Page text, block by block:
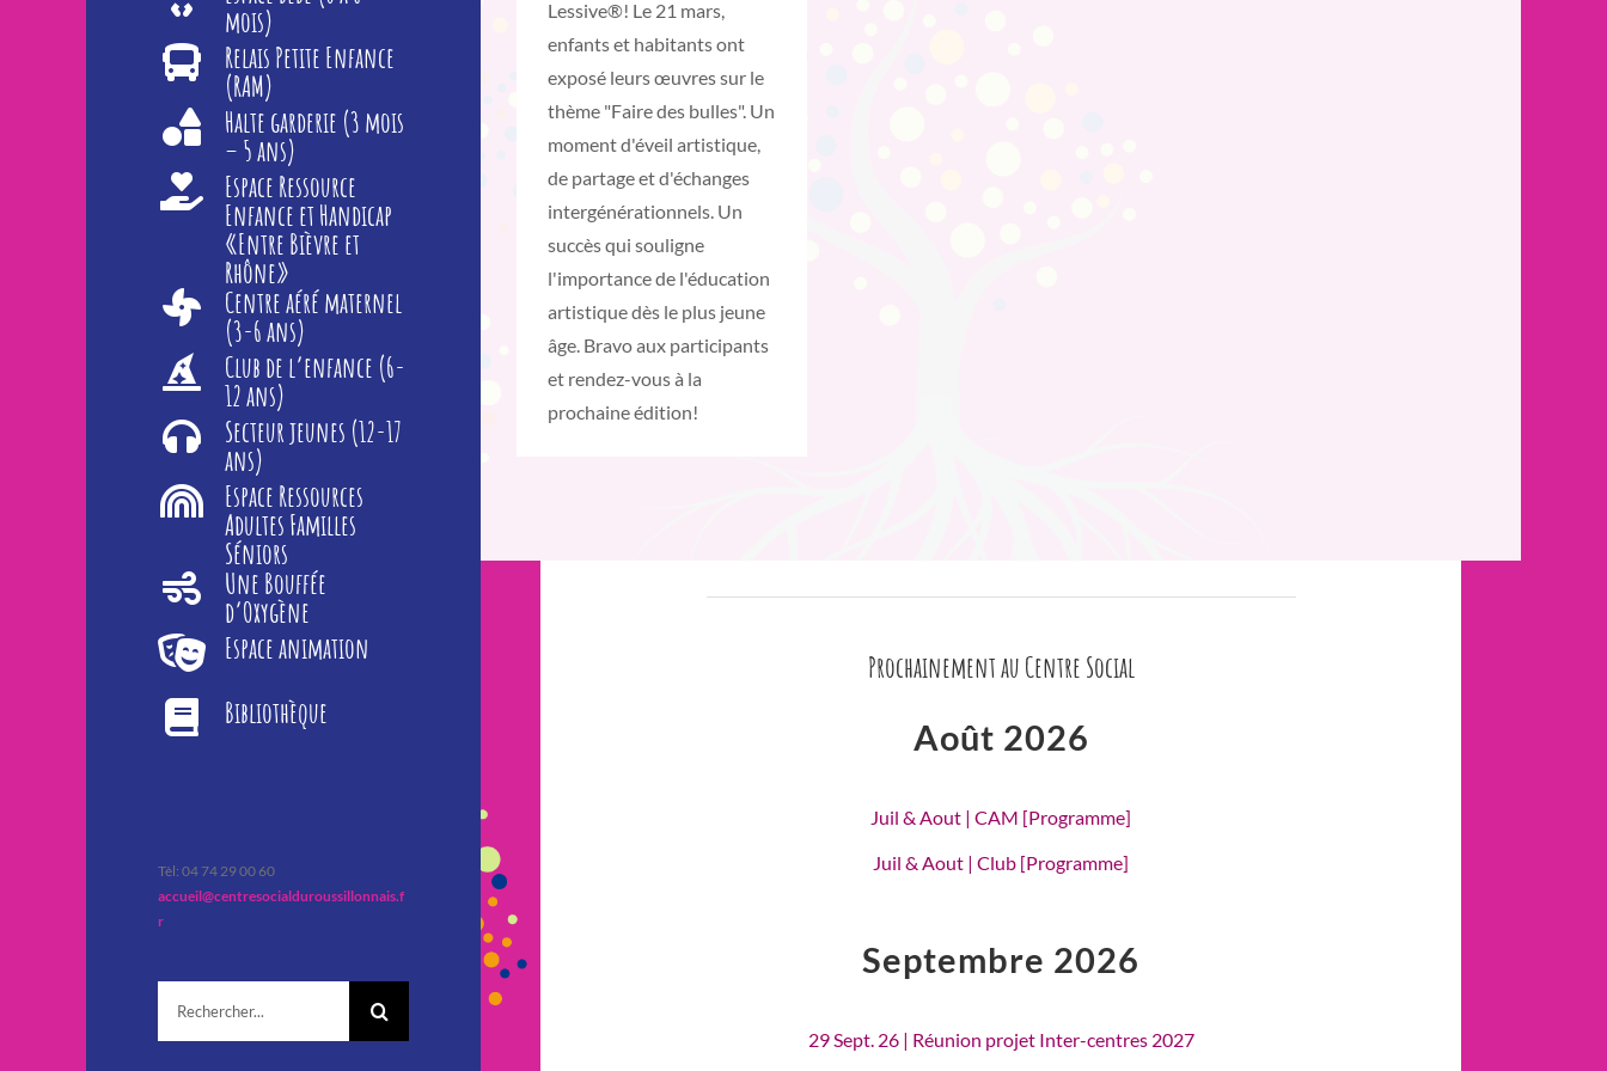
mois)
Relais Petite Enfance
(RAM)
Halte garderie (3 mois
– 5 ans)
Espace Ressource
Enfance et Handicap
«Entre Bièvre et
Rhône»
Centre aéré maternel
(3-6 ans)
Club de l’enfance (6-
12 ans)
Secteur jeunes (12-17
ans)
Espace Ressources
Adultes Familles
Séniors
Une Bouffée
d’Oxygène
Espace animation
Bibliothèque
Tèl: 04 74 29 00 60
accueil@centresocialduroussillonnais.f
r
Lessive®! Le 21 mars,
enfants et habitants ont
exposé leurs œuvres sur le
thème "Faire des bulles". Un
moment d'éveil artistique,
de partage et d'échanges
intergénérationnels. Un
succès qui souligne
l'importance de l'éducation
artistique dès le plus jeune
âge. Bravo aux participants
et rendez-vous à la
prochaine édition!
Prochainement au Centre Social
Août 2026
Juil & Aout | CAM [Programme]
Juil & Aout | Club [Programme]
Septembre 2026
29 Sept. 26 | Réunion projet Inter-centres 2027